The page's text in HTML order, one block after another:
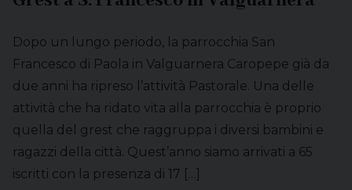
Dopo un lungo periodo, la parrocchia San
Francesco di Paola in Valguarnera Caropepe già da
due anni ha ripreso l’attività Pastorale. Una delle
attività che ha ridato vita alla parrocchia è proprio
quella del grest che raggruppa i diversi bambini e
ragazzi della città. Quest’anno siamo arrivati a 65
iscritti con la presenza di 17 […]